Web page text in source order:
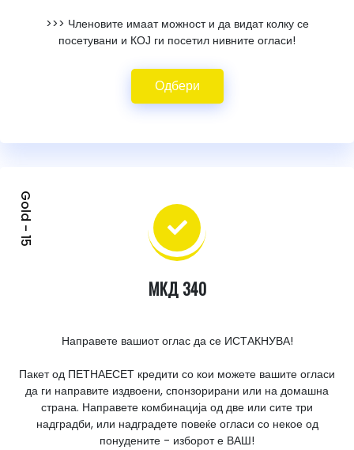
>>> Членовите имаат можност и да видат колку се
посетувани и КОЈ ги посетил нивните огласи!
Одбери
Gold - 15
МКД 340
Направете вашиот оглас да се ИСТАКНУВА!
Пакет од ПЕТНАЕСЕТ кредити со кои можете вашите огласи
да ги направите издвоени, спонзорирани или на домашна
страна. Направете комбинација од две или сите три
надградби, или надградете повеќе огласи со некое од
понудените - изборот е ВАШ!